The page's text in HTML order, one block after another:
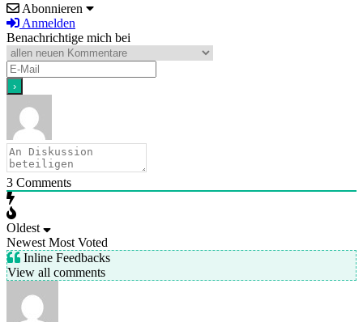
Abonnieren
Anmelden
Benachrichtige mich bei
3 Comments
Oldest
Newest Most Voted
Inline Feedbacks
View all comments